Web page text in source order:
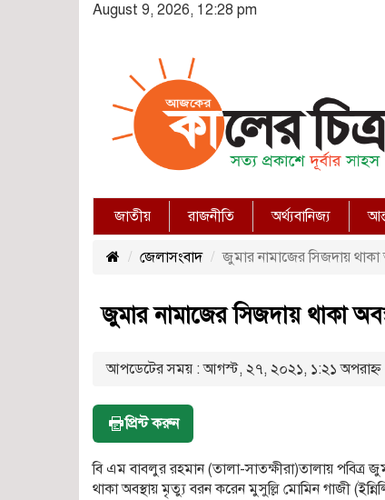
August 9, 2026, 12:28 pm
জাতীয় রাজনীতি অর্থ্যবানিজ্য
জেলাসংবাদ জুমার নামাজের সিজদায় থাকা
জুমার নামাজের সিজদায় থাকা
আপডেটের সময় : আগস্ট, ২৭, ২০২১, ১:২১ অপরাহ্ণ
প্রিন্ট করুন
বি এম বাবলুর রহমান (তালা-সাতক্ষীরা)তালায়
থাকা অবস্থায় মৃত্যু বরন করেন মুসুল্লি মোমিন গাজী